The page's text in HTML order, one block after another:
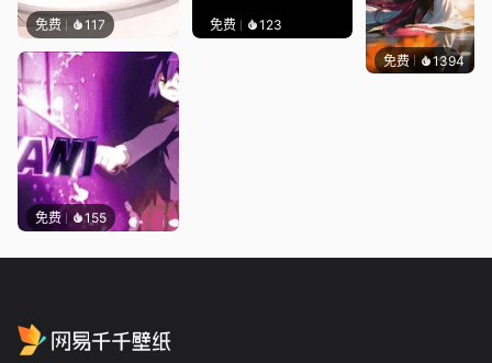
免费 117 免费 123
免费 155
免费 1394Lodo